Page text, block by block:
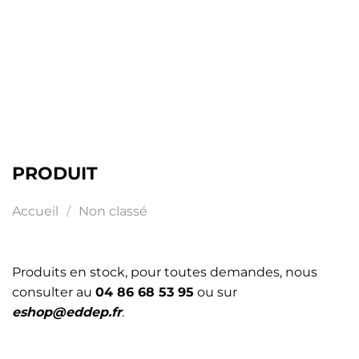
PRODUIT
Accueil / Non classé
Produits en stock, pour toutes demandes, nous
consulter au 04 86 68 53 95 ou sur
eshop@eddep.fr.